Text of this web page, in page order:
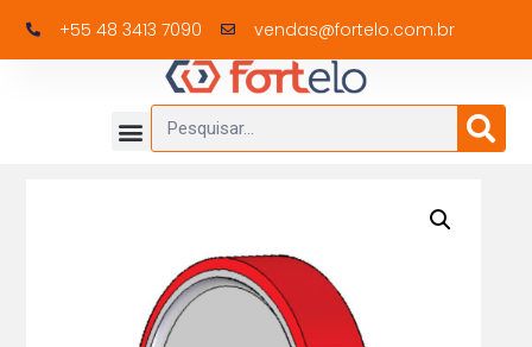
+55 48 3413 7090 vendas@fortelo.com.br